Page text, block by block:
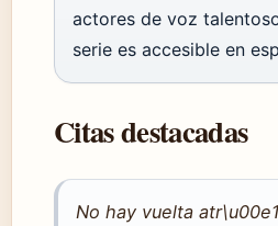
actores de voz
serie es accesible en
Citas destacadas
No hay vuelta